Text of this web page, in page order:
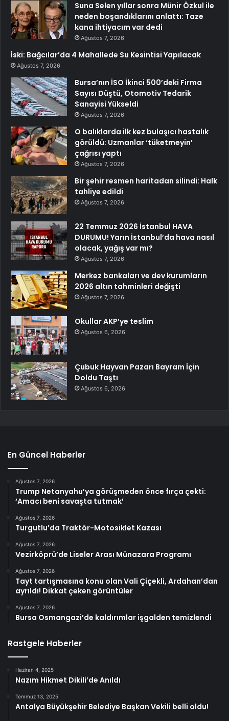
Suna Selen yıllar sonra Münir Özkul ile
neden boşandıklarını anlattı: Taze
kana ihtiyacım var dedi
Ağustos 7, 2026
İski: Bağcılar’da 4 Mahallede Su Kesintisi Yapılacak
Ağustos 7, 2026
Bursa’nın İSO İkinci 500’deki Firma
Sayısı Düştü, Otomotiv Tedarik
Sanayisi Yükseldi
Ağustos 7, 2026
O balıklarda ilk kez bulaşıcı hastalık
görüldü: Uzmanlar ‘tüketmeyin’
çağrısı yaptı
Ağustos 7, 2026
Bir şehir resmen haritadan silindi: Halk
tahliye edildi
Ağustos 7, 2026
22 Temmuz 2026 İstanbul HAVA
DURUMU! Yarın İstanbul’da hava nasıl
olacak, yağış var mı?
Ağustos 7, 2026
Merkez bankaları ve dev kurumların
2026 altın tahminleri değişti
Ağustos 7, 2026
Okullar AKP’ye teslim
Ağustos 6, 2026
Çubuk Hayvan Pazarı Bayram İçin
Doldu Taştı
Ağustos 6, 2026
En Güncel Haberler
Ağustos 7, 2026
Trump Netanyahu’ya görüşmeden önce fırça çekti:
‘Amacı beni savaşta tutmak’
Ağustos 7, 2026
Turgutlu’da Traktör-Motosiklet Kazası
Ağustos 7, 2026
Vezirköprü’de Liseler Arası Münazara Programı
Ağustos 7, 2026
Tayt tartışmasına konu olan Vali Çiçekli, Ardahan’dan
ayrıldı! Dikkat çeken görüntüler
Ağustos 7, 2026
Bursa Osmangazi’de kaldırımlar işgalden temizlendi
Rastgele Haberler
Haziran 4, 2025
Nazım Hikmet Dikili’de Anıldı
Temmuz 13, 2025
Antalya Büyükşehir Belediye Başkan Vekili belli oldu!